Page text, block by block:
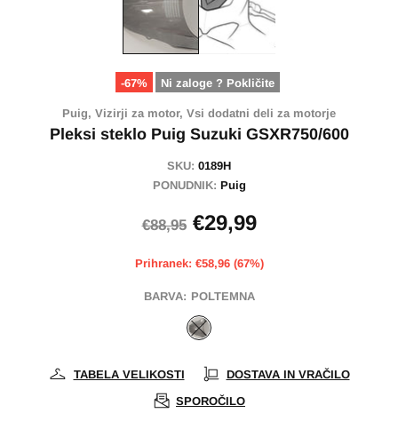
-67% Ni zaloge ? Pokličite
Puig, Vizirji za motor, Vsi dodatni deli za motorje
Pleksi steklo Puig Suzuki GSXR750/600
SKU: 0189H
PONUDNIK: Puig
€88,95 €29,99
Prihranek: €58,96 (67%)
BARVA: POLTEMNA
TABELA VELIKOSTI
DOSTAVA IN VRAČILO
SPOROČILO